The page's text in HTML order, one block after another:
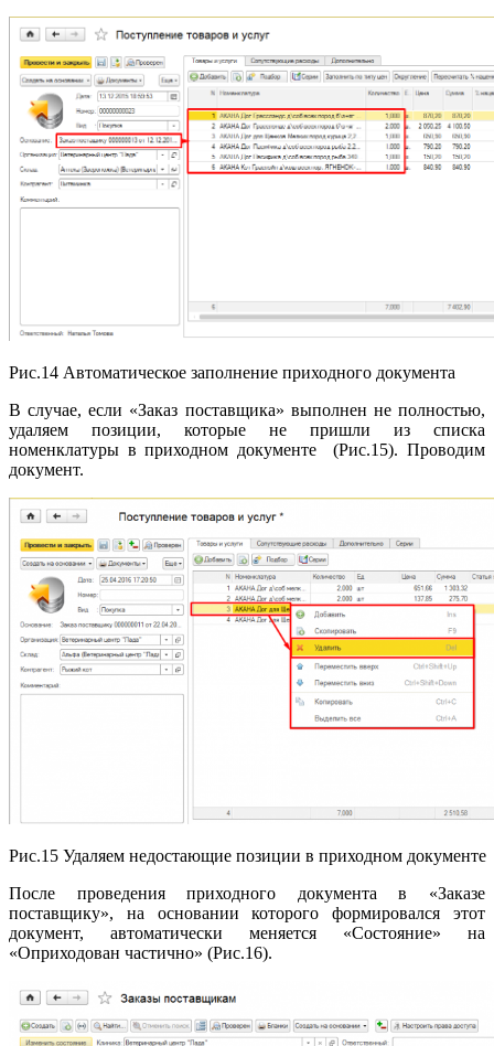
Рис.14 Автоматическое заполнение приходного документа
В случае, если «Заказ поставщика» выполнен не полностью,
удаляем позиции, которые не пришли из списка
номенклатуры в приходном документе (Рис.15). Проводим
документ.
Рис.15 Удаляем недостающие позиции в приходном документе
После проведения приходного документа в «Заказе
поставщику», на основании которого формировался этот
документ, автоматически меняется «Состояние» на
«Оприходован частично» (Рис.16).